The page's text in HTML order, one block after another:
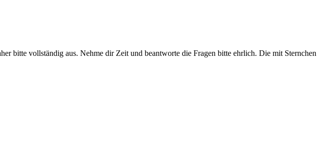
bitte vollständig aus. Nehme dir Zeit und beantworte die Fragen bitte ehrlich. Die mit Sternchen